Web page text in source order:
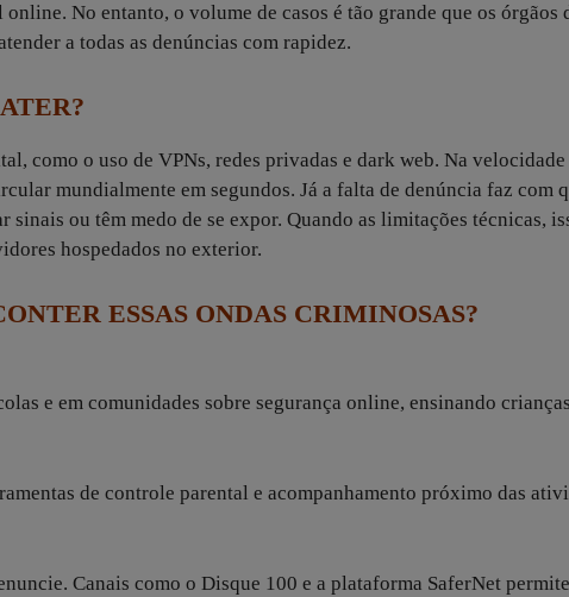
No entanto, o volume de casos é tão grande que os órgãos
a todas as denúncias com rapidez.
como o uso de VPNs, redes privadas e dark web. Na velocidade
mundialmente em segundos. Já a falta de denúncia faz com
ou têm medo de se expor. Quando as limitações técnicas,
hospedados no exterior.
ESSAS ONDAS CRIMINOSAS?
e em comunidades sobre segurança online, ensinando
de controle parental e acompanhamento próximo das
Canais como o Disque 100 e a plataforma SaferNet